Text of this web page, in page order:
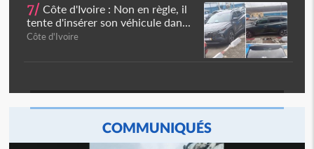
7/ Côte d'Ivoire : Non en règle, il
tente d'insérer son véhicule dan...
Côte d'Ivoire
COMMUNIQUÉS